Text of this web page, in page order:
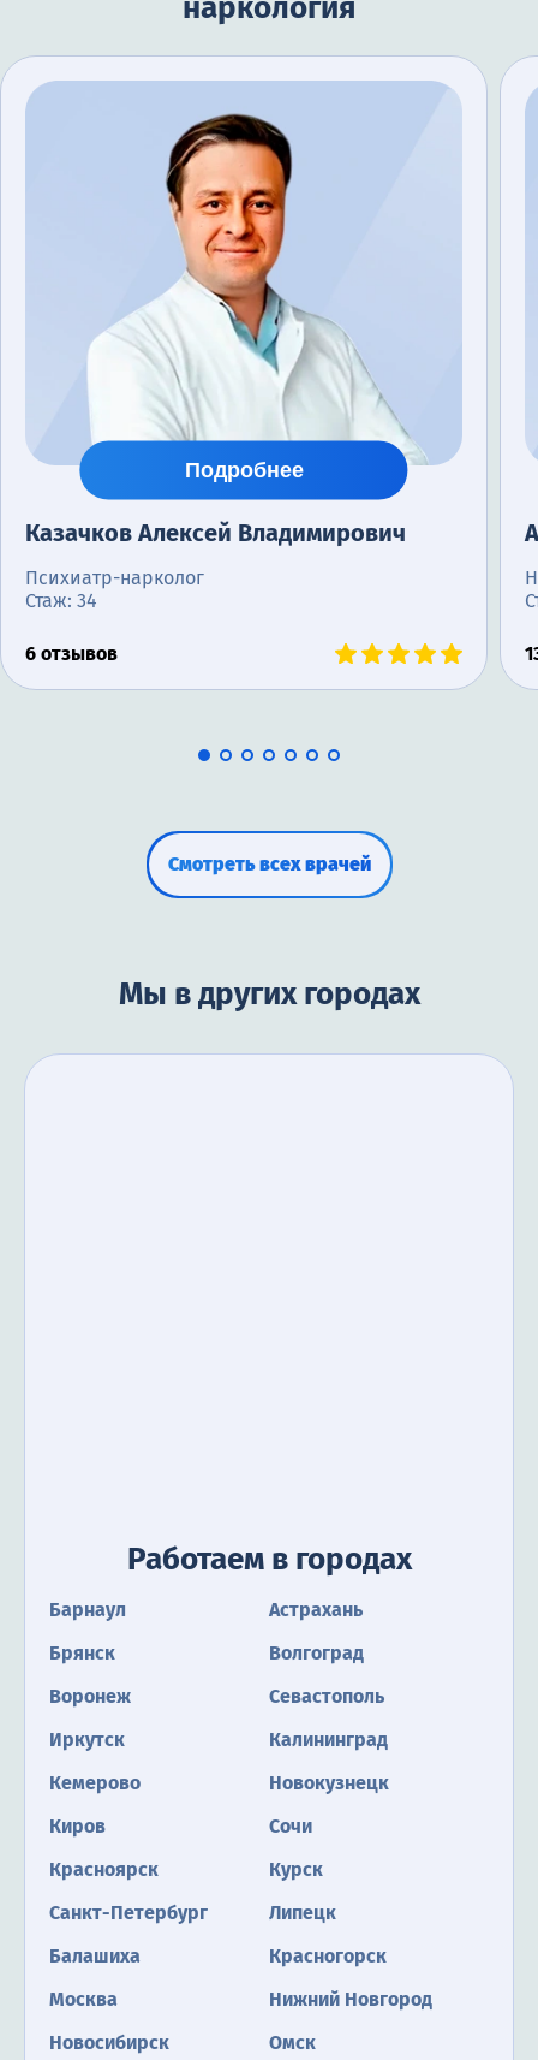
наркология
Подробнее
Казачков Алексей Владимирович
Психиатр-нарколог
Стаж: 34
6 отзывов
Смотреть всех врачей
Мы в других городах
Работаем в городах
Барнаул
Астрахань
Брянск
Волгоград
Воронеж
Севастополь
Иркутск
Калининград
Кемерово
Новокузнецк
Киров
Сочи
Красноярск
Курск
Санкт-Петербург
Липецк
Балашиха
Красногорск
Москва
Нижний Новгород
Новосибирск
Омск